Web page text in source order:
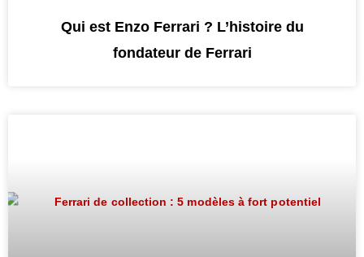
Qui est Enzo Ferrari ? L’histoire du
fondateur de Ferrari